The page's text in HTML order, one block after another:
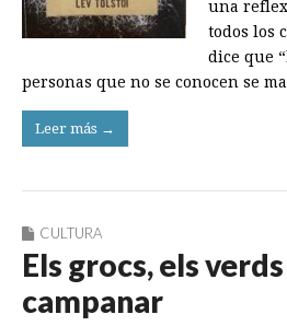
una
todos los
dice que
personas que no se conocen se
Leer más →
CULTURA
Els grocs, els
campanar